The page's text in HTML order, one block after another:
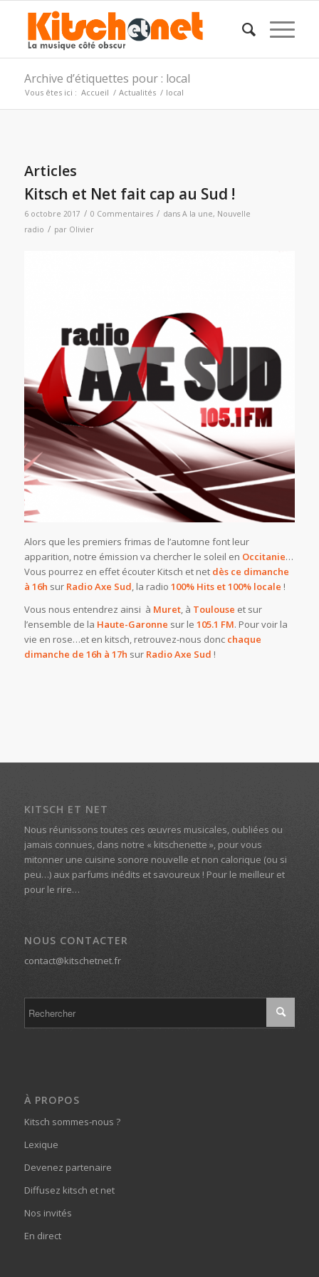
Archive d’étiquettes pour : local
Vous êtes ici : Accueil / Actualités / local
Articles
Kitsch et Net fait cap au Sud !
6 octobre 2017 / 0 Commentaires / dans A la une, Nouvelle
radio / par Olivier
Alors que les premiers frimas de l’automne font leur
apparition, notre émission va chercher le soleil en Occitanie…
Vous pourrez en effet écouter Kitsch et net dès ce dimanche
à 16h sur Radio Axe Sud, la radio 100% Hits et 100% locale !
Vous nous entendrez ainsi à Muret, à Toulouse et sur
l’ensemble de la Haute-Garonne sur le 105.1 FM. Pour voir la
vie en rose…et en kitsch, retrouvez-nous donc chaque
dimanche de 16h à 17h sur Radio Axe Sud !
KITSCH ET NET
Nous réunissons toutes ces œuvres musicales, oubliées ou
jamais connues, dans notre « kitschenette », pour vous
mitonner une cuisine sonore nouvelle et non calorique (ou si
peu…) aux parfums inédits et savoureux ! Pour le meilleur et
pour le rire…
NOUS CONTACTER
contact@kitschetnet.fr
À PROPOS
Kitsch sommes-nous ?
Lexique
Devenez partenaire
Diffusez kitsch et net
Nos invités
En direct